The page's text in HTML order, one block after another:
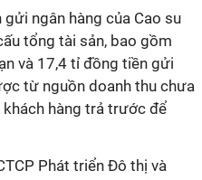
ngân hàng của Cao su
tổng tài sản, bao gồm
và 17,4 tỉ đồng tiền gửi
từ nguồn doanh thu chưa
hàng trả trước để
Phát triển Đô thị và